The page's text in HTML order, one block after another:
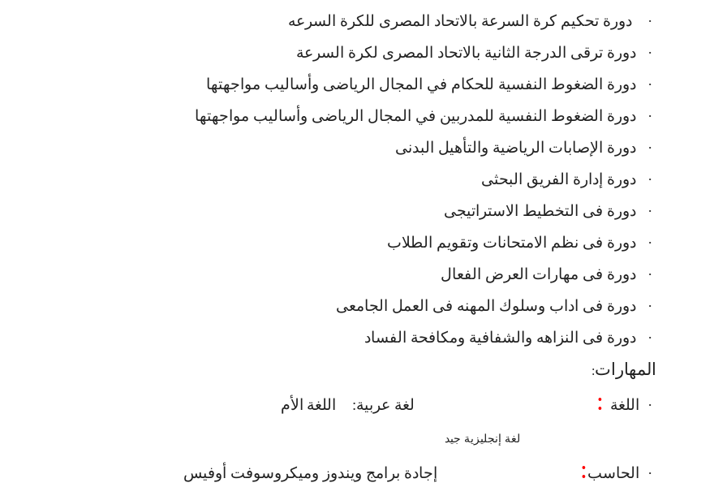
·
دورة تحكيم كرة السرعة بالاتحاد المصرى للكرة السرعه
·
دورة ترقى الدرجة الثانية بالاتحاد المصرى لكرة السرعة
·
دورة الضغوط النفسية للحكام في المجال الرياضى وأساليب مواجهتها
·
دورة الضغوط النفسية للمدربين في المجال الرياضى وأساليب مواجهتها
·
دورة الإصابات الرياضية والتأهيل البدنى
·
دورة إدارة الفريق البحثى
·
دورة فى التخطيط الاستراتيجى
·
دورة فى نظم الامتحانات وتقويم الطلاب
·
دورة فى مهارات العرض الفعال
·
دورة فى اداب وسلوك المهنه فى العمل الجامعى
·
دورة فى النزاهه والشفافية ومكافحة الفساد
المهارات:
· اللغة : لغة عربية: اللغة الأم
لغة إنجليزية جيد
· الحاسب: إجادة برامج ويندوز وميكروسوفت أوفيس